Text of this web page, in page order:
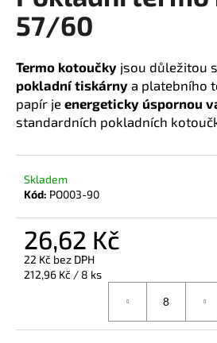
57/60
Termo kotoučky jsou důležitou
pokladní tiskárny a platebního
papír je energeticky úspornou
standardních pokladních
Skladem
Kód: PO003-90
26,62 Kč
22 Kč bez DPH
Měrná
212,96 Kč / 8 ks
a
j
í
t
?
D
o
r